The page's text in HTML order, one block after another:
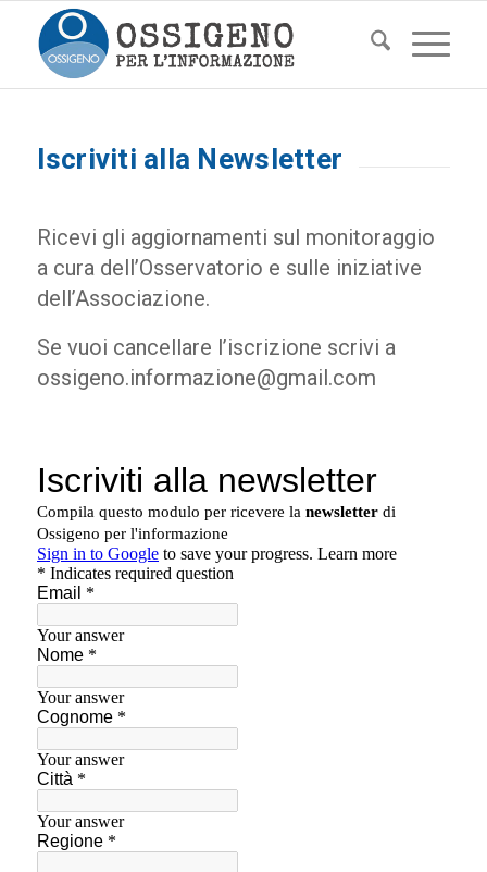
Iscriviti alla Newsletter
Ricevi gli aggiornamenti sul monitoraggio
a cura dell’Osservatorio e sulle iniziative
dell’Associazione.
Se vuoi cancellare l’iscrizione scrivi a
ossigeno.informazione@gmail.com